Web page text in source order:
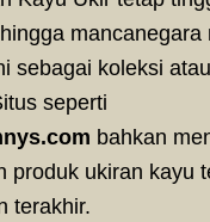
mancanegara
sebagai koleksi
seperti
bahkan
produk ukiran kayu
terakhir.